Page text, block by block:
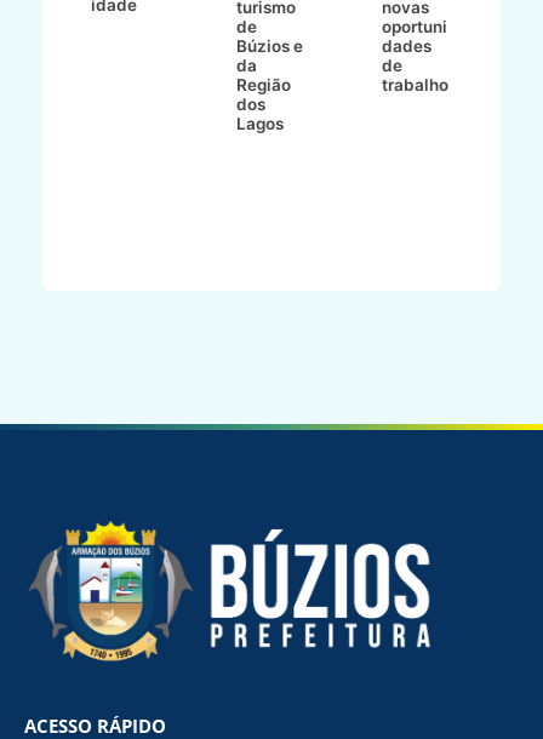
idade
turismo
de
Búzios e
da
Região
dos
Lagos
novas
oportuni
dades
de
trabalho
ACESSO RÁPIDO